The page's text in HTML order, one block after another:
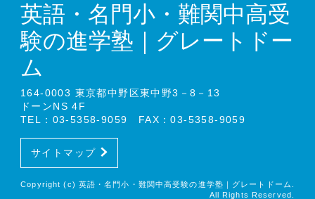
英語・名門小・難関中高受
験の進学塾｜グレートドー
ム
164-0003 東京都中野区東中野3－8－13
ドーンNS 4F
TEL：03-5358-9059 FAX：03-5358-9059
サイトマップ
Copyright (c) 英語・名門小・難関中高受験の進学塾｜グレートドーム.
All Rights Reserved.